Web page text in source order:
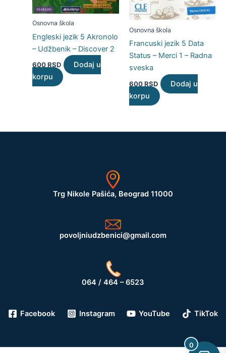
Osnovna škola
Engleski jezik 5 Akronolo
– Udžbenik – Discover 2
600RSD
Dodaj u
korpu
Osnovna škola
Francuski jezik 5 Data
Status – Merci 1 – Radna
sveska
600RSD
Dodaj u
korpu
Trg Nikole Pašića, Beograd 11000
povoljniudzbenici@gmail.com
064 / 464 – 6523
Facebook Instagram YouTube TikTok
0